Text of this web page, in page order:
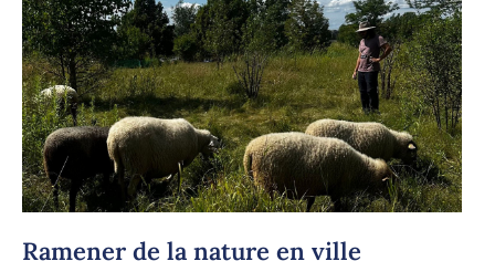
Ramener de la nature en ville